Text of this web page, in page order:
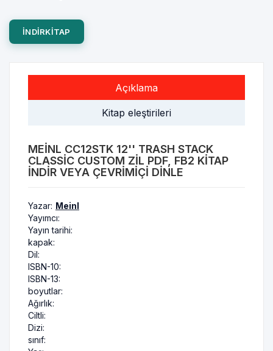
INDIRKITAP
Açıklama
Kitap eleştirileri
MEINL CC12STK 12'' TRASH STACK
CLASSIC CUSTOM ZIL PDF, FB2 KITAP
INDIR VEYA ÇEVRIMIÇI DINLE
Yazar: Meinl
Yayımcı:
Yayın tarihi:
kapak:
Dil:
ISBN-10:
ISBN-13:
boyutlar:
Ağırlık:
Ciltli:
Dizi:
sınıf: